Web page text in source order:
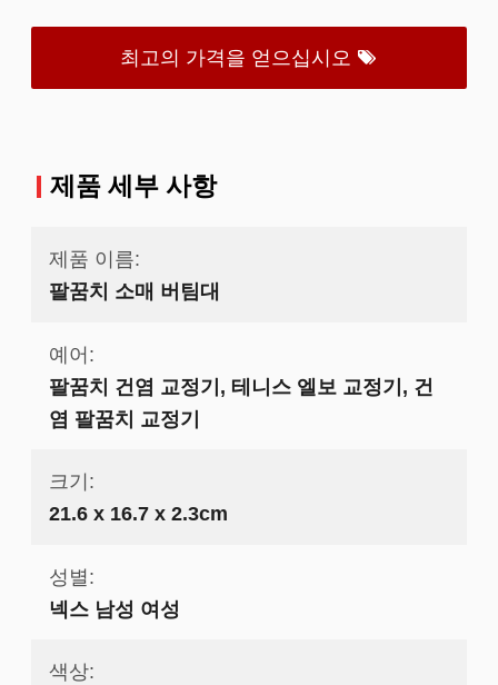
최고의 가격을 얻으십시오
제품 세부 사항
제품 이름:
팔꿈치 소매 버팀대
예어:
팔꿈치 건염 교정기, 테니스 엘보 교정기, 건
염 팔꿈치 교정기
크기:
21.6 x 16.7 x 2.3cm
성별:
넥스 남성 여성
색상: